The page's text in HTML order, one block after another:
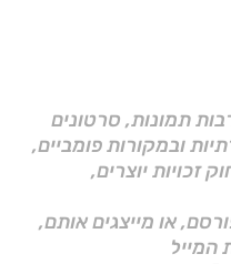
תמונות, סרטונים
ובמקורות פומביים,
סעיף 27א לחוק זכויות יוצרים,
או מייצגים אותם,
המייל